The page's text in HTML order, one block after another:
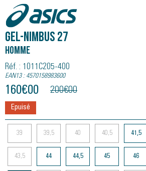
Asics
GEL-NIMBUS 27
Homme
Réf. : 1011C205-400
EAN13 : 4570158983600
160€00 200€00
Epuisé
39 39,5 40 40,5 41,5
43,5 44 44,5 45 46